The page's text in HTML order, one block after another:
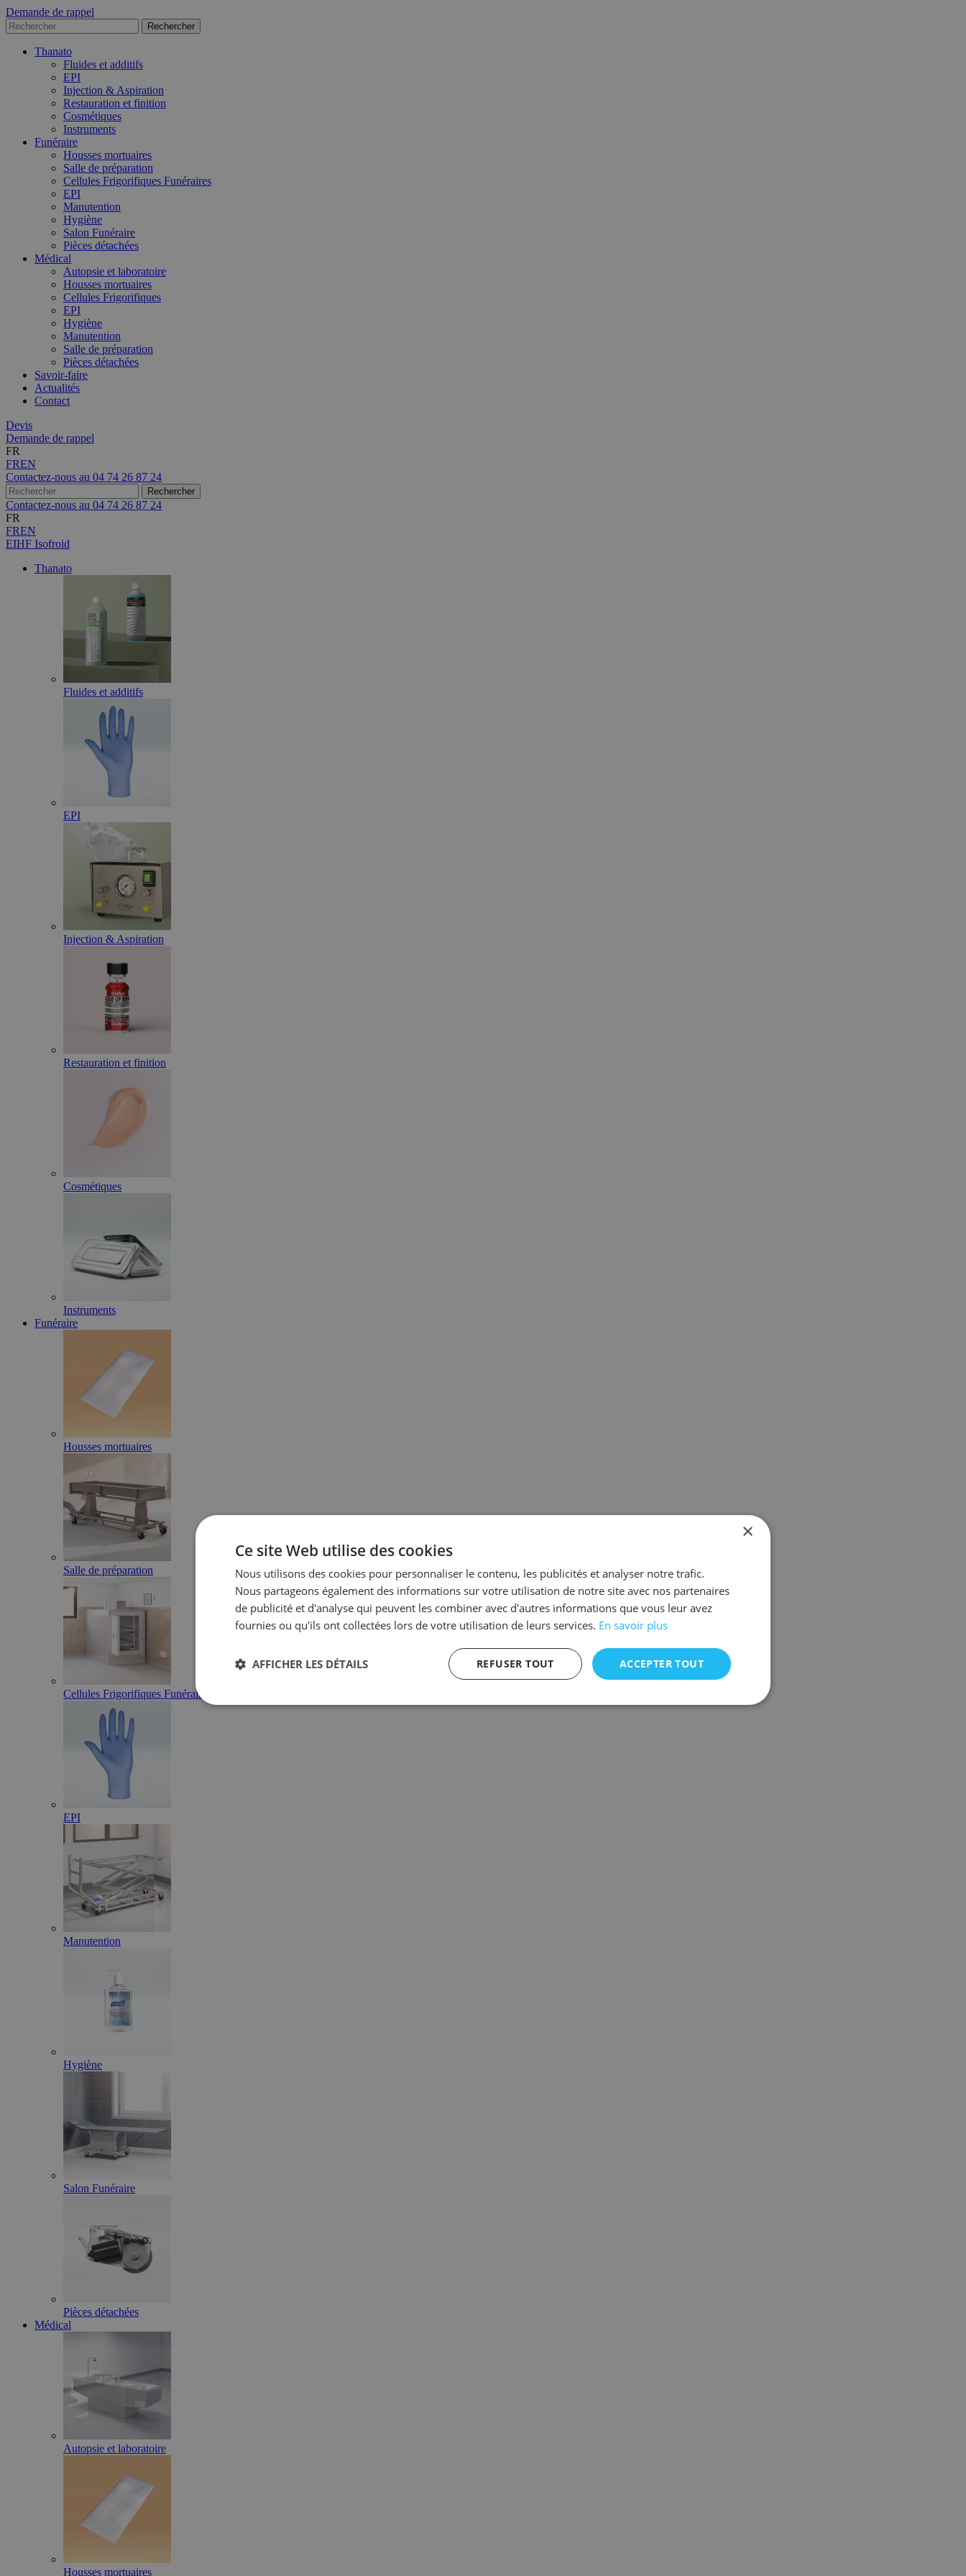
Demande de rappel
Thanato
Fluides et additifs
EPI
Injection & Aspiration
Restauration et finition
Cosmétiques
Instruments
Funéraire
Housses mortuaires
Salle de préparation
Cellules Frigorifiques Funéraires
EPI
Manutention
Hygiène
Salon Funéraire
Pièces détachées
Médical
Autopsie et laboratoire
Housses mortuaires
Cellules Frigorifiques
EPI
Hygiène
Manutention
Salle de préparation
Pièces détachées
Savoir-faire
Actualités
Contact
Devis
Demande de rappel
FR
FREN
Contactez-nous au 04 74 26 87 24
Contactez-nous au 04 74 26 87 24
FR
FREN
EIHF Isofroid
Thanato
Fluides et additifs
EPI
Injection & Aspiration
Restauration et finition
Cosmétiques
Instruments
Funéraire
Housses mortuaires
Salle de préparation
Cellules Frigorifiques Funéraires
EPI
Manutention
Hygiène
Salon Funéraire
Pièces détachées
Médical
Autopsie et laboratoire
Housses mortuaires
×
Ce site Web utilise des cookies
Nous utilisons des cookies pour personnaliser le contenu, les publicités et analyser notre trafic.
Nous partageons également des informations sur votre utilisation de notre site avec nos partenaires
de publicité et d'analyse qui peuvent les combiner avec d'autres informations que vous leur avez
fournies ou qu'ils ont collectées lors de votre utilisation de leurs services. En savoir plus
ACCEPTER TOUT
REFUSER TOUT
AFFICHER LES DÉTAILS